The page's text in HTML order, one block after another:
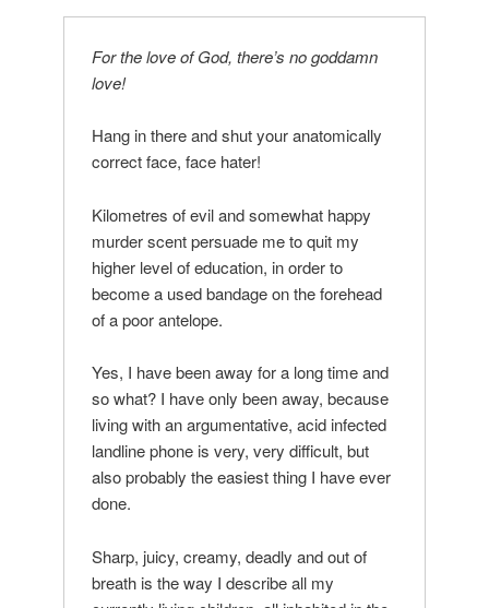
For the love of God, there’s no goddamn
love!
Hang in there and shut your anatomically
correct face, face hater!
Kilometres of evil and somewhat happy
murder scent persuade me to quit my
higher level of education, in order to
become a used bandage on the forehead
of a poor antelope.
Yes, I have been away for a long time and
so what? I have only been away, because
living with an argumentative, acid infected
landline phone is very, very difficult, but
also probably the easiest thing I have ever
done.
Sharp, juicy, creamy, deadly and out of
breath is the way I describe all my